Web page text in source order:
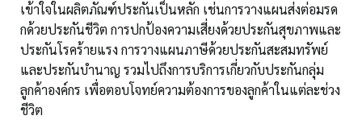
เข้าใจในผลิตภัณฑ์ประกันเป็นหลัก เช่นการวางแผนส่งต่อมรด
กด้วยประกันชีวิต การปกป้องความเสี่ยงด้วยประกันสุขภาพและ
ประกันโรคร้ายแรง การวางแผนภาษีด้วยประกันสะสมทรัพย์
และประกันบำนาญ รวมไปถึงการบริการเกี่ยวกับประกันกลุ่ม
ลูกค้าองค์กร เพื่อตอบโจทย์ความต้องการของลูกค้าในแต่ละช่วง
ชีวิต